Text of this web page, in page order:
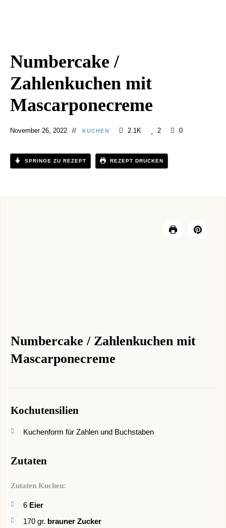
Numbercake /
Zahlenkuchen mit
Mascarponecreme
November 26, 2022 KUCHEN 2.1K 2 0
SPRINGE ZU REZEPT REZEPT DRUCKEN
Numbercake / Zahlenkuchen mit
Mascarponecreme
Kochutensilien
Kuchenform für Zahlen und Buchstaben
Zutaten
Zutaten Kuchen:
6 Eier
170 gr. brauner Zucker